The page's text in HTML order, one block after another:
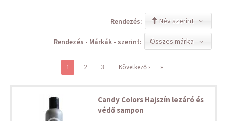
Név szerint
Rendezés:
Összes márka
Rendezés - Márkák - szerint:
1 2 3 Következő › »
Candy Colors Hajszín lezáró és
védő sampon